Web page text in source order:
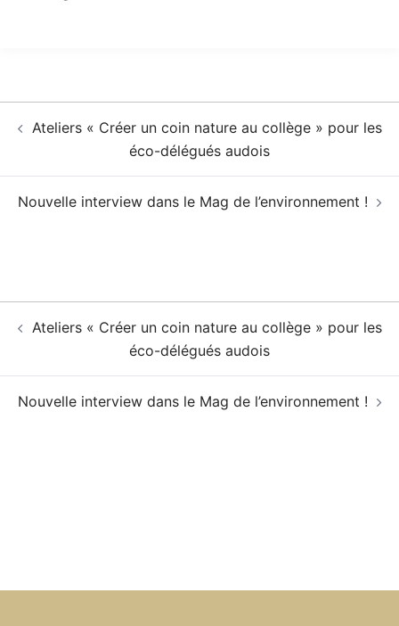
d’article
Ateliers « Créer un coin nature au collège » pour les
éco-délégués audois
Nouvelle interview dans le Mag de l’environnement !
d’article
Ateliers « Créer un coin nature au collège » pour les
éco-délégués audois
Nouvelle interview dans le Mag de l’environnement !